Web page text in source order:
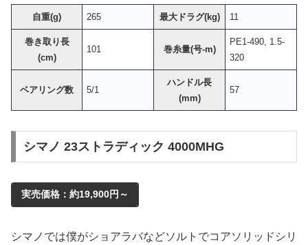
自重(g) 265 最大ドラグ(kg) 11
巻き取り長
(cm)
101 巻糸量(号-m)
PE1-490, 1.5-
320
ベアリング数 5/1
ハンドル長
(mm)
57
シマノ 23ストラディック 4000MHG
実売価格：約19,900円～
シマノでは僕がショアラバなどソルトでコアソリッドシリ